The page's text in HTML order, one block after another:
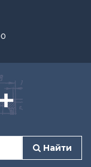
Найти